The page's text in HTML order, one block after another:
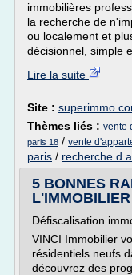
immobilières
la recherche de
ou localement et
décisionnel, simple
Lire la suite
Site :
Thèmes liés : vente
paris 18 / vente
paris / recherche d
5 BONNES
Défiscalisation
VINCI Immobilier
résidentiels neufs
découvrez des